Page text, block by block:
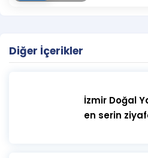
Diğer İçerikler
İzmir Doğal
en serin